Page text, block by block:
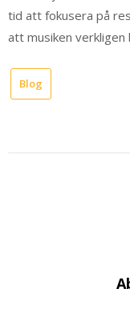
tid att fokusera på
att musiken verkligen
Blog